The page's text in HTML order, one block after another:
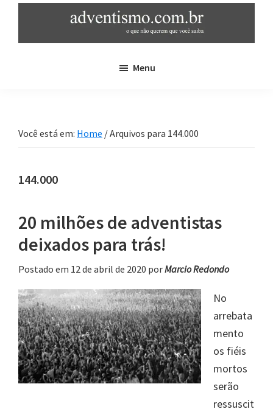
main
sidebar
que
saiba
Menu
Você está em: Home /Arquivos para 144.000
144.000
20 milhões de adventistas
deixados para trás!
Postado em 12 de abril de 2020 porMarcio Redondo
No
arrebata
mento
os fiéis
mortos
serão
ressuscit